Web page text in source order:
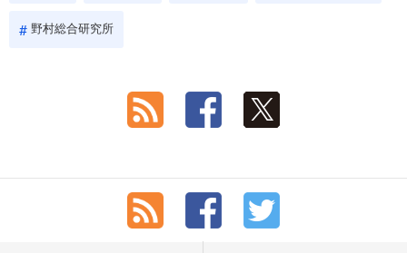
野村総合研究所